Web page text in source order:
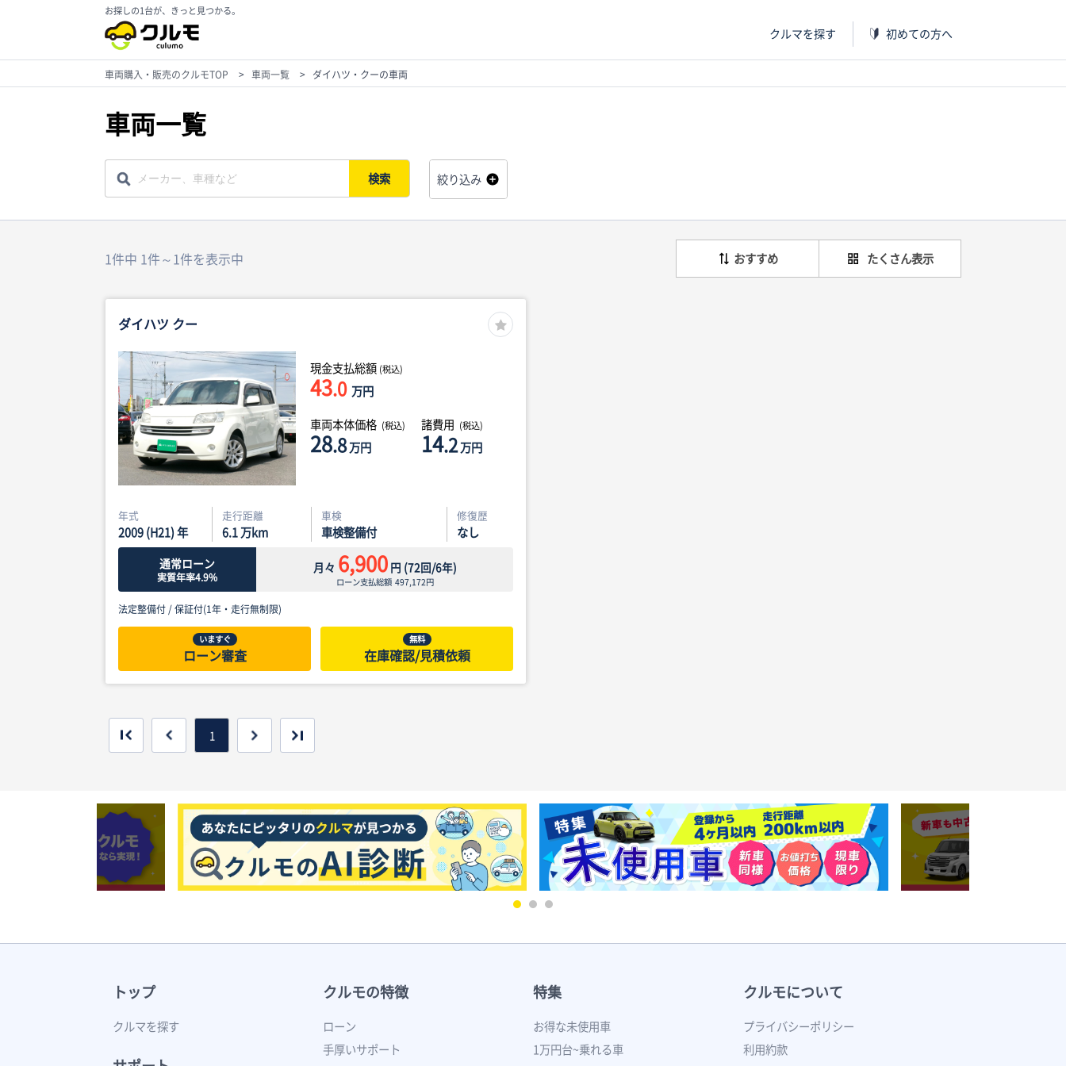
お探しの1台が、きっと見つかる。
クルマを探す 初めての方へ
車両購入・販売のクルモTOP > 車両一覧 > ダイハツ・クーの車両
車両一覧
検索 絞り込み
1件中 1件～1件を表示中 おすすめ たくさん表示
ダイハツ クー
現金支払総額 (税込)
43.0 万円
車両本体価格 (税込)
28.8万円
諸費用 (税込)
14.2万円
年式
2009 (H21) 年
走行距離
6.1万km
車検
車検整備付
修復歴
なし
通常ローン
実質年率4.9%
月々 6,900円 (72回/6年)
ローン支払総額 497,172円
法定整備付 /保証付(1年・走行無制限)
いますぐ
ローン審査
無料
在庫確認/見積依頼
1
トップ
クルマを探す
クルモの特徴
ローン
手厚いサポート
特集
お得な未使用車
1万円台~乗れる車
クルモについて
プライバシーポリシー
利用約款